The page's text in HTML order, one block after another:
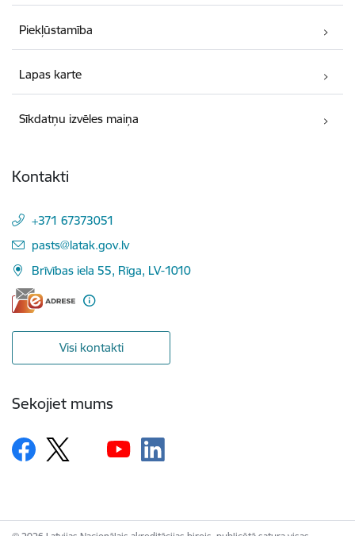
Piekļūstamība
Lapas karte
Sīkdatņu izvēles maiņa
Kontakti
+371 67373051
E-pasts:
pasts@latak.gov.lv
Brīvības iela 55, Rīga, LV-1010
Visi kontakti
Sekojiet mums